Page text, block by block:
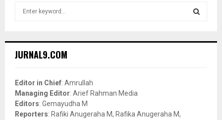
h
o
r
:
JURNAL9.COM
Editor in Chief: Amrullah
Managing Editor: Arief Rahman Media
Editors: Gemayudha M
Reporters: Rafiki Anugeraha M, Rafika Anugeraha M,